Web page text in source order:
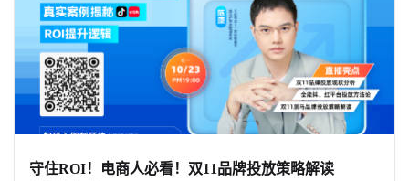
电商解决方案
资源中心
新闻中心
活动中心
关于我们
守住ROI！电商人必看！双11品牌投放策略解读